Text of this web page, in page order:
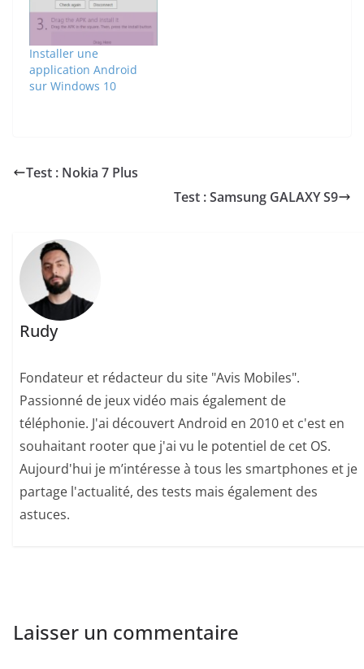
Installer une
application Android
sur Windows 10
Test : Nokia 7 Plus
Test : Samsung GALAXY S9
Rudy
Fondateur et rédacteur du site "Avis Mobiles".
Passionné de jeux vidéo mais également de
téléphonie. J'ai découvert Android en 2010 et c'est en
souhaitant rooter que j'ai vu le potentiel de cet OS.
Aujourd'hui je m’intéresse à tous les smartphones et je
partage l'actualité, des tests mais également des
astuces.
Laisser un commentaire